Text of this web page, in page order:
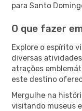
para Santo
O que fazer
Explore o espírito
diversas
atrações
este destino
Mergulhe na
visitando museus